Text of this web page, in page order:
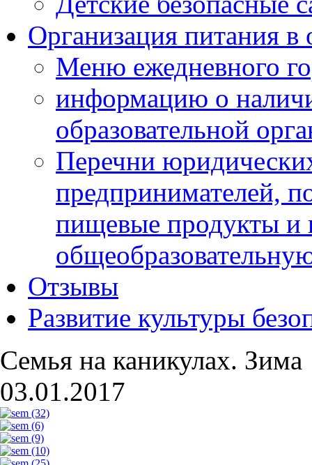
Организация питания в
Меню ежедневного
информацию о
образовательной
Перечни
предпринимателей,
пищевые продукты и
Отзывы
Развитие культуры
Семья на каникулах. Зима
03.01.2017